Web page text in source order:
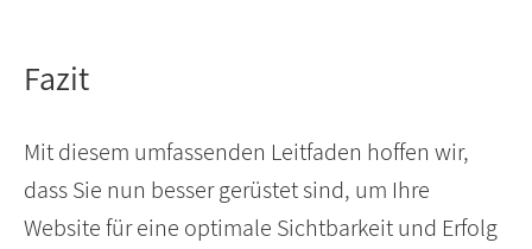
Fazit
Mit diesem umfassenden Leitfaden hoffen wir,
dass Sie nun besser gerüstet sind, um Ihre
Website für eine optimale Sichtbarkeit und Erfolg